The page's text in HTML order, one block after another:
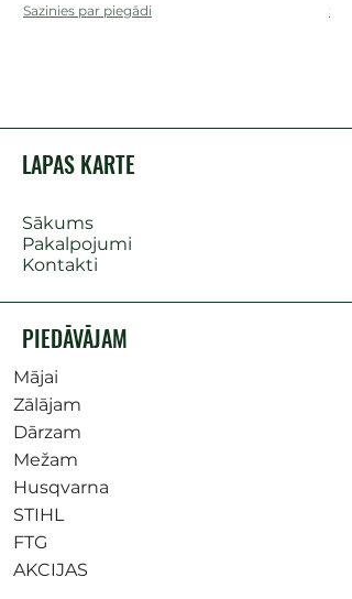
Sazinies par piegādi
LAPAS KARTE
Sākums
Pakalpojumi
Kontakti
PIEDĀVĀJAM
Mājai
Zālājam
Dārzam
Mežam
Husqvarna
STIHL
FTG
AKCIJAS